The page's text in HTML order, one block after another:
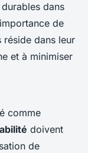
dans
de
dans leur
et à minimiser
comme
doivent
de